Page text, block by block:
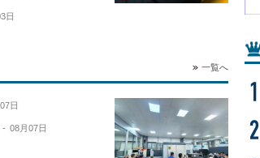
日
一覧へ
日
08月07日